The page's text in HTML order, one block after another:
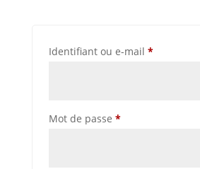
Identifiant ou e-mail *Obligatoire
Mot de passe *Obligatoire